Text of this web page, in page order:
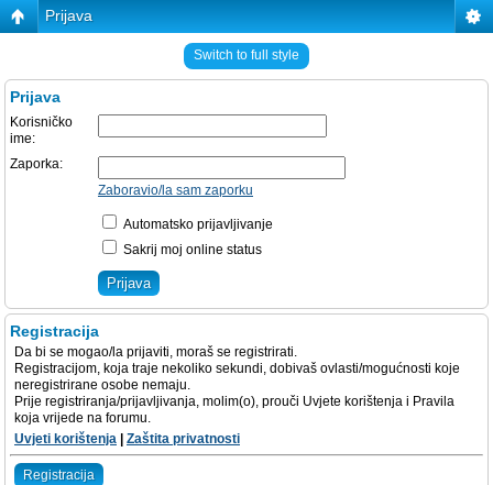
Prijava
Switch to full style
Prijava
Korisničko
ime:
Zaporka:
Zaboravio/la sam zaporku
Automatsko prijavljivanje
Sakrij moj online status
Registracija
Da bi se mogao/la prijaviti, moraš se registrirati.
Registracijom, koja traje nekoliko sekundi, dobivaš ovlasti/mogućnosti koje
neregistrirane osobe nemaju.
Prije registriranja/prijavljivanja, molim(o), prouči Uvjete korištenja i Pravila
koja vrijede na forumu.
Uvjeti korištenja
Zaštita privatnosti
Registracija